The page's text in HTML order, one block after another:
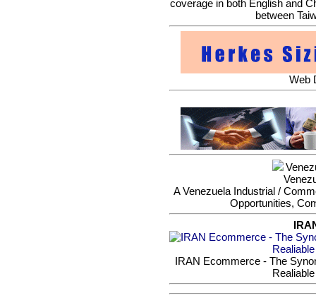
coverage in both English and
between
Web
A Venezuela Industrial /
Opportunities,
IRAN Ecommerce - The